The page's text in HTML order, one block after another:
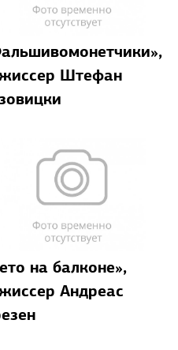
Штефан
на балконе»,
Андреас